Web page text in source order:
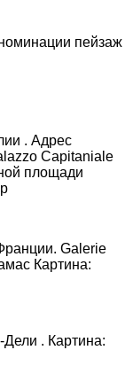
пейзаж
. Адрес
Capitaniale
площади
Galerie
Картина:
. Картина: